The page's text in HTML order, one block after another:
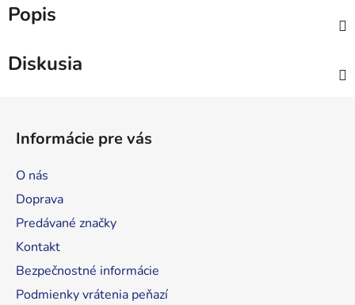
Popis
Diskusia
Informácie pre vás
O nás
Doprava
Predávané značky
Kontakt
Bezpečnostné informácie
Podmienky vrátenia peňazí